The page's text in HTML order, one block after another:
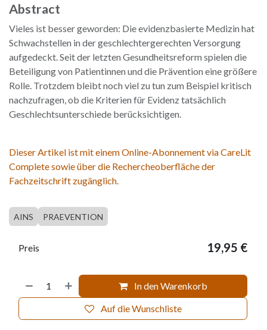
Abstract
Vieles ist besser geworden: Die evidenzbasierte Medizin hat
Schwachstellen in der geschlechtergerechten Versorgung
aufgedeckt. Seit der letzten Gesundheitsreform spielen die
Beteiligung von Patientinnen und die Prävention eine größere
Rolle. Trotzdem bleibt noch viel zu tun zum Beispiel kritisch
nachzufragen, ob die Kriterien für Evidenz tatsächlich
Geschlechtsunterschiede berücksichtigen.
Dieser Artikel ist mit einem Online-Abonnement via CareLit
Complete sowie über die Rechercheoberfläche der
Fachzeitschrift zugänglich.
AINS PRAEVENTION
In den Warenkorb
Auf die Wunschliste
Preis 19,95 €